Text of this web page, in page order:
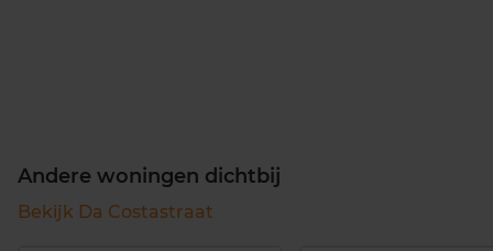
Andere woningen dichtbij
Bekijk Da Costastraat